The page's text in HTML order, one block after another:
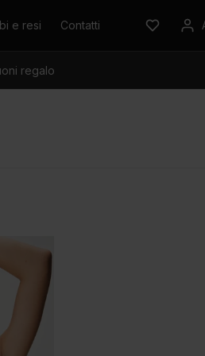
e resi Contatti
regalo